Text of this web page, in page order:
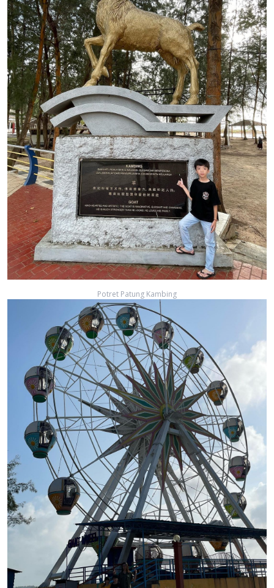
Potret Patung Kambing